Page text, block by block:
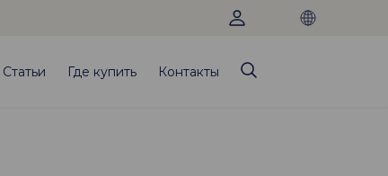
Статьи Где купить Контакты